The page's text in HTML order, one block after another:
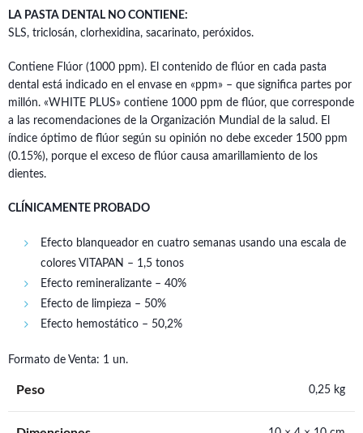
LA PASTA DENTAL NO CONTIENE:
SLS, triclosán, clorhexidina, sacarinato, peróxidos.
Contiene Flúor (1000 ppm). El contenido de flúor en cada pasta
dental está indicado en el envase en «ppm» – que significa partes por
millón. «WHITE PLUS» contiene 1000 ppm de flúor, que corresponde
a las recomendaciones de la Organización Mundial de la salud. El
índice óptimo de flúor según su opinión no debe exceder 1500 ppm
(0.15%), porque el exceso de flúor causa amarillamiento de los
dientes.
CLÍNICAMENTE PROBADO
Efecto blanqueador en cuatro semanas usando una escala de
colores VITAPAN – 1,5 tonos
Efecto remineralizante – 40%
Efecto de limpieza – 50%
Efecto hemostático – 50,2%
Formato de Venta: 1 un.
Peso 0,25 kg